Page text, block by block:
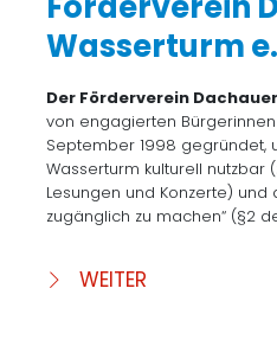
Wasserturm
Der Förderverein
von engagierten
September 1998 gegründet,
Wasserturm kulturell nutzbar
Lesungen und Konzerte) und
zugänglich zu machen“ (§2
WEITER